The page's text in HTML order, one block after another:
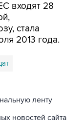
входят 28
стала
2013 года.
ленту
новостей сайта